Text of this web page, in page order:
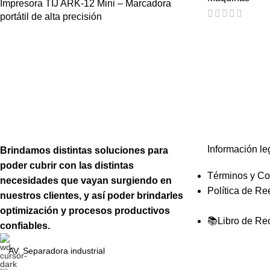
Impresora TIJ ARK-12 Mini – Marcadora
portátil de alta precisión
Brindamos distintas soluciones para
poder cubrir con las distintas
necesidades que vayan surgiendo en
nuestros clientes, y así poder brindarles
optimización y procesos productivos
confiables.
AV. Separadora industrial
Información
Términos y
Política de
📚Libro de